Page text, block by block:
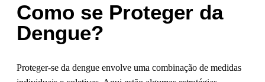
Como se Proteger da
Dengue?
Proteger-se da dengue envolve uma combinação de medidas